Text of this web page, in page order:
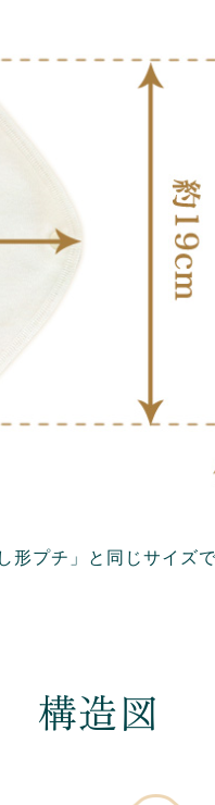
プチ」と同じサイズで
構造図